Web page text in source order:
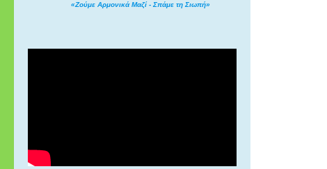
«Ζούμε Αρμονικά Μαζί - Σπάμε τη Σιωπή»